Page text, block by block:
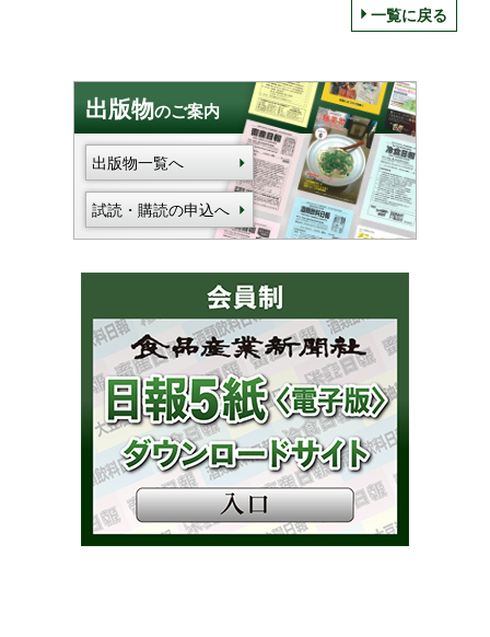
一覧に戻る
出版物のご案内
出版物一覧へ
試読・購読の申込へ